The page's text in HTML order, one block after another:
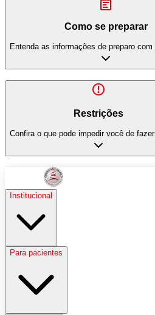
Como se preparar
Entenda as informações de preparo
Restrições
Confira o que pode impedir você de
Institucional
Para pacientes